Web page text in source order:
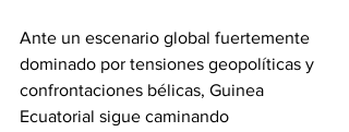
Ante un escenario global fuertemente
dominado por tensiones geopolíticas y
confrontaciones bélicas, Guinea
Ecuatorial sigue caminando